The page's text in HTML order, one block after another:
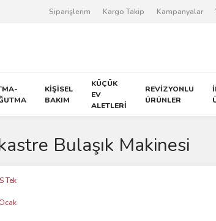
Siparişlerim Kargo Takip Kampanyalar
KİŞİSEL
BAKIM
KÜÇÜK
EV
ALETLERİ
REVİZYONLU
ÜRÜNLER
Bulaşık Makinesi